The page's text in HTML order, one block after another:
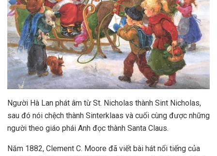
Người Hà Lan phát âm từ St. Nicholas thành Sint Nicholas,
sau đó nói chệch thành Sinterklaas và cuối cùng được những
người theo giáo phái Anh đọc thành Santa Claus.
Năm 1882, Clement C. Moore đã viết bài hát nổi tiếng của